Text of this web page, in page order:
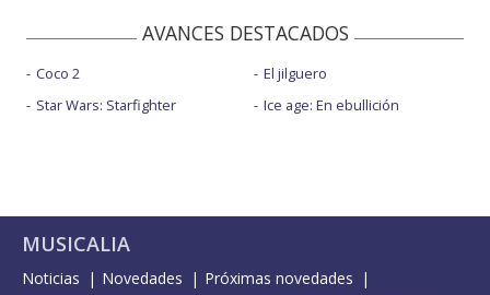
AVANCES DESTACADOS
Coco 2
Star Wars: Starfighter
El jilguero
Ice age: En ebullición
MUSICALIA
Noticias Novedades
Próximas novedades